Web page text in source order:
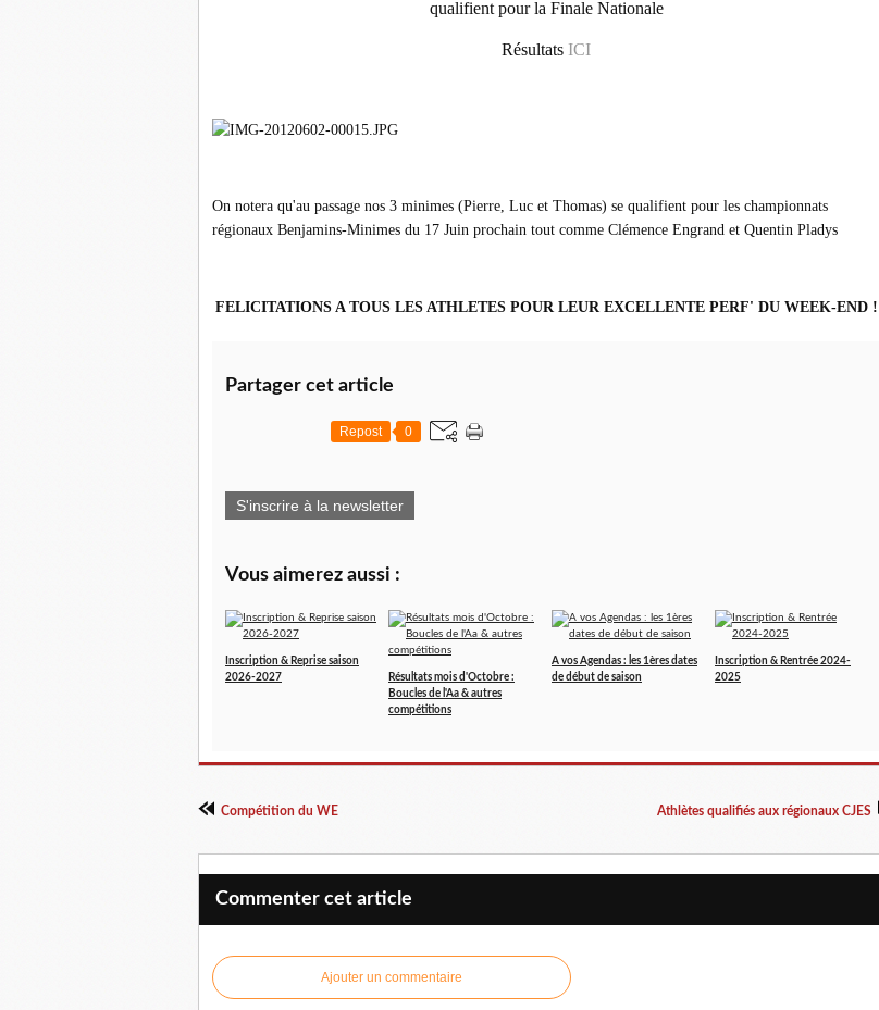
qualifient pour la Finale Nationale
Résultats ICI
On notera qu'au passage nos 3 minimes (Pierre, Luc et Thomas) se qualifient pour les championnats
régionaux Benjamins-Minimes du 17 Juin prochain tout comme Clémence Engrand et Quentin Pladys
FELICITATIONS A TOUS LES ATHLETES POUR LEUR EXCELLENTE PERF' DU WEEK-END !
Partager cet article
Repost 0
S'inscrire à la newsletter
Vous aimerez aussi :
Inscription & Reprise saison
2026-2027
Résultats mois d'Octobre :
Boucles de l'Aa & autres
compétitions
A vos Agendas : les 1ères dates
de début de saison
Inscription & Rentrée 2024-
2025
Compétition du WE Athlètes qualifiés aux régionaux CJES
Commenter cet article
Ajouter un commentaire